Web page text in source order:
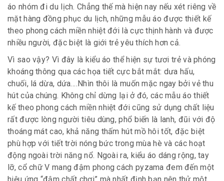
áo nhóm đi du lịch. Chẳng thế mà hiện nay nếu xét riêng về
mặt hàng đồng phục du lịch, những mẫu áo được thiết kế
theo phong cách miền nhiệt đới là cực thịnh hành và được
nhiều người, đặc biệt là giới trẻ yêu thích hơn cả.
Vì sao vậy? Vì đây là kiểu áo thể hiện sự tươi trẻ và phóng
khoáng thông qua các họa tiết cực bắt mắt: dưa hấu,
chuối, lá dừa, dứa….Nhìn thôi là muốn mặc ngay bởi vẻ thu
hút của chúng. Không chỉ dừng lại ở đó, các mẫu áo thiết
kế theo phong cách miền nhiệt đới cũng sử dụng chất liệu
rất được lòng người tiêu dùng, phổ biến là lanh, đũi với độ
thoáng mát cao, khả năng thấm hút mồ hôi tốt, đặc biệt
phù hợp với tiết trời nóng bức trong mùa hè và các hoạt
động ngoài trời năng nổ. Ngoài ra, kiểu áo dáng rộng, tay
lỡ, cổ chữ V mang đậm phong cách pyzama đem đến một
hiệu ứng “đậm chất chơi” mà nhất định bạn nên thử một